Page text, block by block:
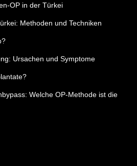
OP in der Türkei
Methoden und Techniken
Ursachen und Symptome
Welche OP-Methode ist die